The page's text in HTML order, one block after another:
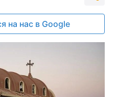
на нас в Google